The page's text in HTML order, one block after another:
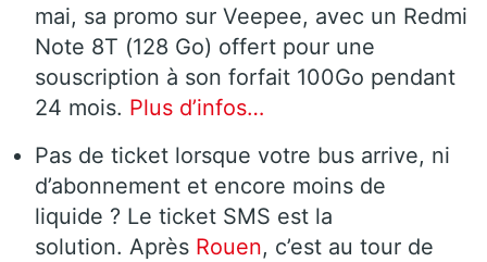
mai, sa promo sur Veepee, avec un Redmi
Note 8T (128 Go) offert pour une
souscription à son forfait 100Go pendant
24 mois. Plus d’infos…
Pas de ticket lorsque votre bus arrive, ni
d’abonnement et encore moins de
liquide ? Le ticket SMS est la
solution. Après Rouen, c’est au tour de